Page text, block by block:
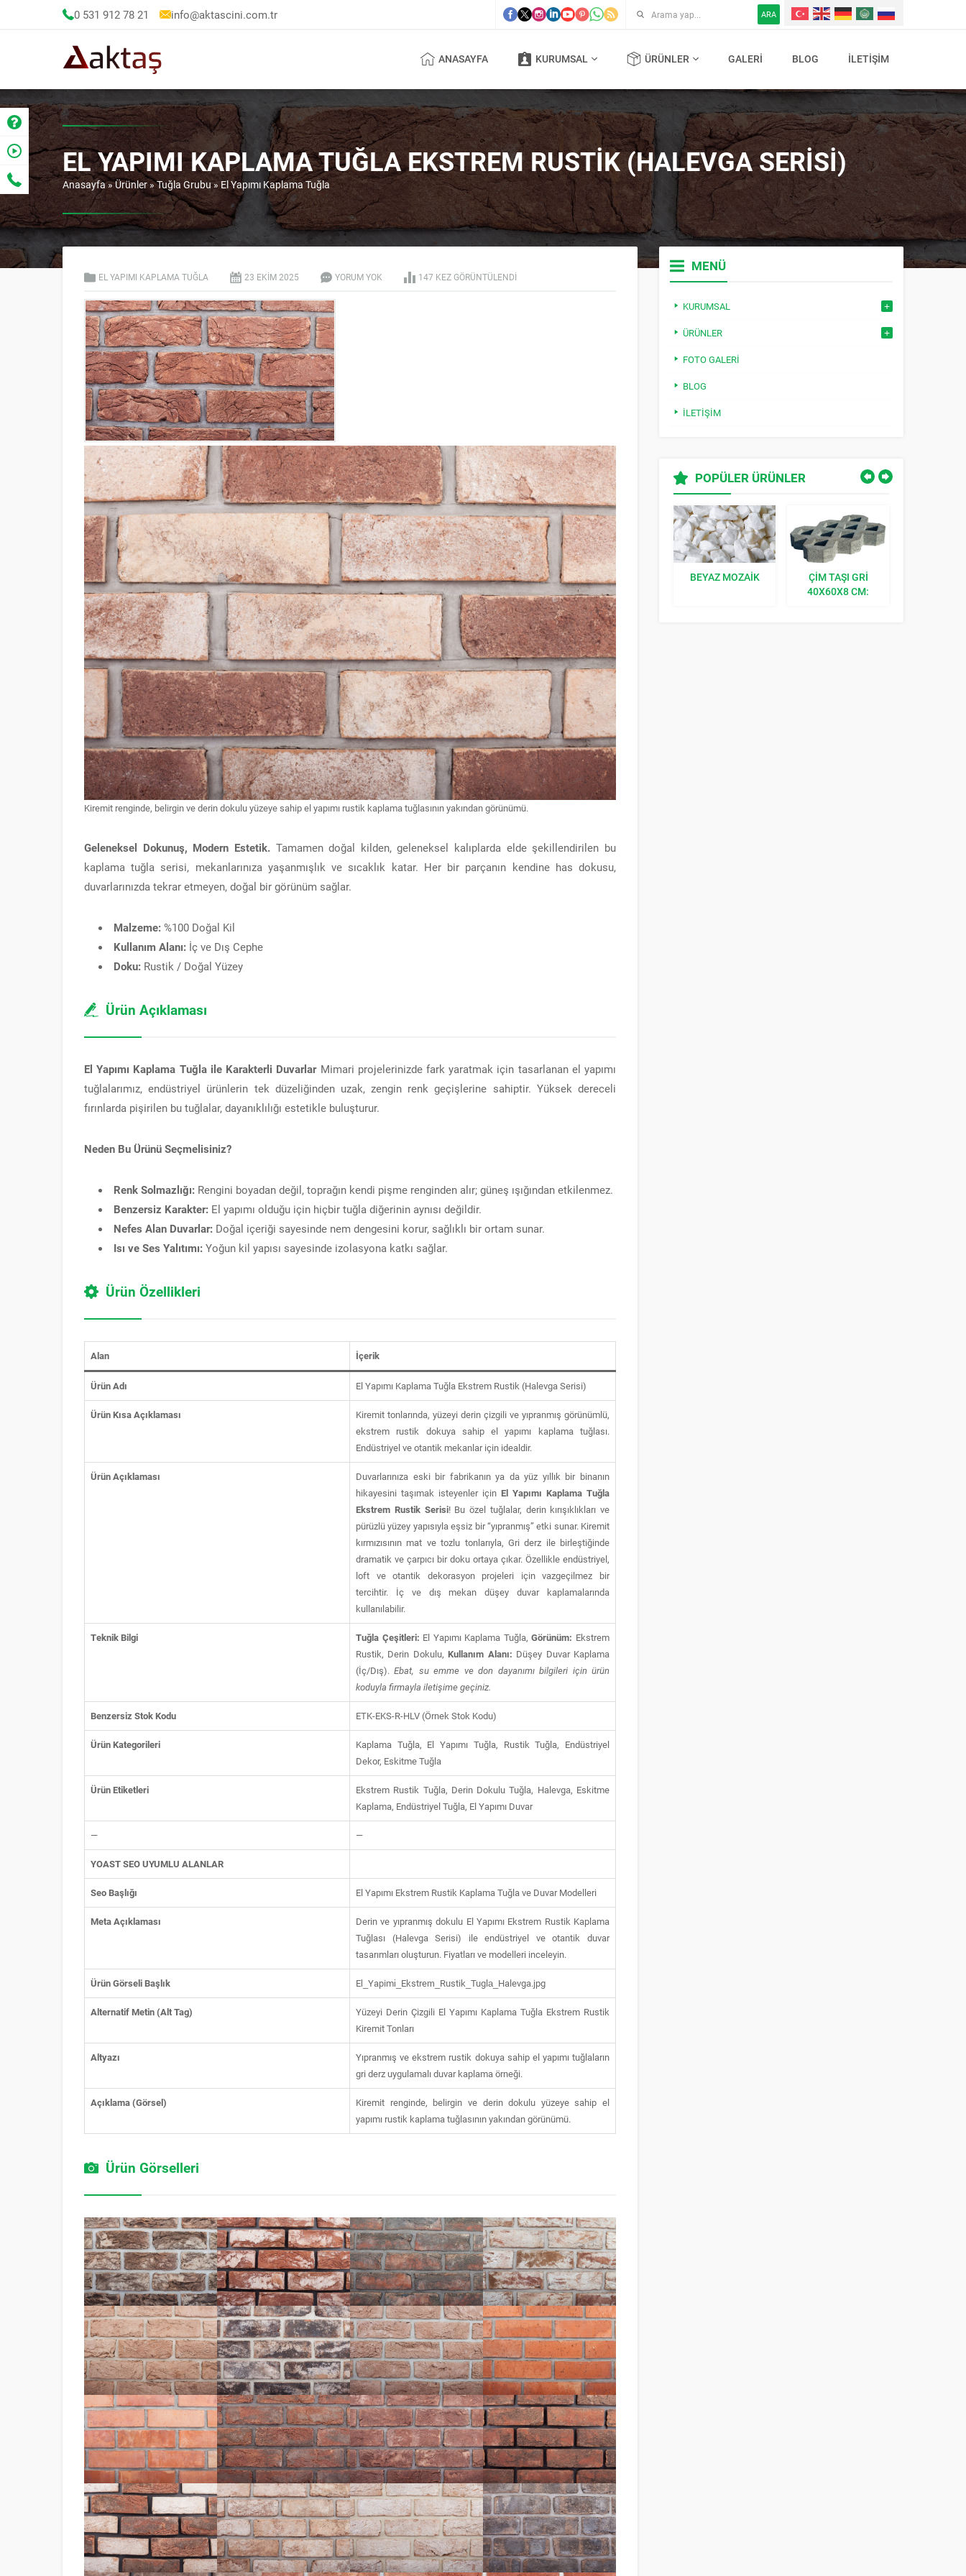
0 531 912 78 21 info@aktascini.com.tr ARA
ANASAYFA KURUMSAL ÜRÜNLER GALERI BLOG İLETIŞIM
EL YAPIMI KAPLAMA TUĞLA EKSTREM RUSTIK (HALEVGA SERISI)
Anasayfa»Ürünler»Tuğla Grubu»El Yapımı Kaplama Tuğla
EL YAPIMI KAPLAMA TUĞLA 23 EKIM2025 YORUM YOK 147 KEZ GÖRÜNTÜLENDI
Kiremit renginde, belirgin ve derin dokulu yüzeye sahip el yapımı rustik kaplama tuğlasının yakından görünümü.
Geleneksel Dokunuş, Modern Estetik.Tamamen doğal kilden, geleneksel kalıplarda elde şekillendirilen bu
kaplama tuğla serisi, mekanlarınıza yaşanmışlık ve sıcaklık katar. Her bir parçanın kendine has dokusu,
duvarlarınızda tekrar etmeyen, doğal bir görünüm sağlar.
Malzeme: %100 Doğal Kil
Kullanım Alanı: İç ve Dış Cephe
Doku: Rustik / Doğal Yüzey
Ürün Açıklaması
El Yapımı Kaplama Tuğla ile Karakterli DuvarlarMimari projelerinizde fark yaratmak için tasarlanan el yapımı
tuğlalarımız, endüstriyel ürünlerin tek düzeliğinden uzak, zengin renk geçişlerine sahiptir. Yüksek dereceli
fırınlarda pişirilen bu tuğlalar, dayanıklılığı estetikle buluşturur.
Neden Bu Ürünü Seçmelisiniz?
Renk Solmazlığı: Rengini boyadan değil, toprağın kendi pişme renginden alır; güneş ışığından etkilenmez.
Benzersiz Karakter: El yapımı olduğu için hiçbir tuğla diğerinin aynısı değildir.
Nefes Alan Duvarlar: Doğal içeriği sayesinde nem dengesini korur, sağlıklı bir ortam sunar.
Isı ve Ses Yalıtımı: Yoğun kil yapısı sayesinde izolasyona katkı sağlar.
Ürün Özellikleri
Alan İçerik
Ürün Adı El Yapımı Kaplama Tuğla Ekstrem Rustik (Halevga Serisi)
Ürün Kısa Açıklaması
Kiremit tonlarında, yüzeyi derin çizgili ve yıpranmış görünümlü,
ekstrem rustik dokuya sahip el yapımı kaplama tuğlası.
Endüstriyel ve otantik mekanlar için idealdir.
Ürün Açıklaması
Duvarlarınıza eski bir fabrikanın ya da yüz yıllık bir binanın
hikayesini taşımak isteyenler için El Yapımı Kaplama Tuğla
Ekstrem Rustik Serisi! Bu özel tuğlalar, derin kırışıklıkları ve
pürüzlü yüzey yapısıyla eşsiz bir “yıpranmış” etki sunar. Kiremit
kırmızısının mat ve tozlu tonlarıyla, Gri derz ile birleştiğinde
dramatik ve çarpıcı bir doku ortaya çıkar. Özellikle endüstriyel,
loft ve otantik dekorasyon projeleri için vazgeçilmez bir
tercihtir. İç ve dış mekan düşey duvar kaplamalarında
kullanılabilir.
Teknik Bilgi Tuğla Çeşitleri: El Yapımı Kaplama Tuğla,Görünüm: Ekstrem
Rustik, Derin Dokulu,Kullanım Alanı: Düşey Duvar Kaplama
(İç/Dış).Ebat, su emme ve don dayanımı bilgileri için ürün
koduyla firmayla iletişime geçiniz.
Benzersiz Stok Kodu ETK-EKS-R-HLV (Örnek Stok Kodu)
Ürün Kategorileri
Kaplama Tuğla, El Yapımı Tuğla, Rustik Tuğla, Endüstriyel
Dekor, Eskitme Tuğla
Ürün Etiketleri
Ekstrem Rustik Tuğla, Derin Dokulu Tuğla, Halevga, Eskitme
Kaplama, Endüstriyel Tuğla, El Yapımı Duvar
— —
YOAST SEO UYUMLU ALANLAR
Seo Başlığı El Yapımı Ekstrem Rustik Kaplama Tuğla ve Duvar Modelleri
Meta Açıklaması
Derin ve yıpranmış dokulu El Yapımı Ekstrem Rustik Kaplama
Tuğlası (Halevga Serisi) ile endüstriyel ve otantik duvar
tasarımları oluşturun. Fiyatları ve modelleri inceleyin.
Ürün Görseli Başlık El_Yapimi_Ekstrem_Rustik_Tugla_Halevga.jpg
Alternatif Metin (Alt Tag)
Yüzeyi Derin Çizgili El Yapımı Kaplama Tuğla Ekstrem Rustik
Kiremit Tonları
Altyazı
Yıpranmış ve ekstrem rustik dokuya sahip el yapımı tuğlaların
gri derz uygulamalı duvar kaplama örneği.
Açıklama (Görsel)
Kiremit renginde, belirgin ve derin dokulu yüzeye sahip el
yapımı rustik kaplama tuğlasının yakından görünümü.
Ürün Görselleri
MENÜ
KURUMSAL
ÜRÜNLER
FOTO GALERI
BLOG
İLETIŞIM
POPÜLER ÜRÜNLER
KILIT TAŞI GRI BEYAZ MOZAIK
ÇIM TAŞI GRI
40X60X8 CM: